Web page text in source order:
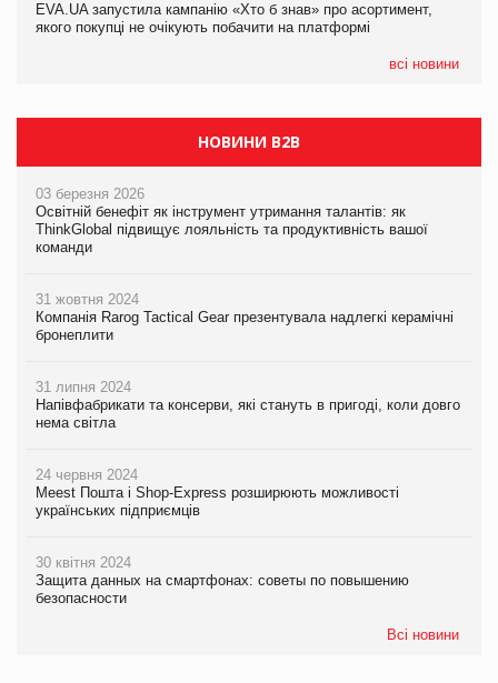
EVA.UA запустила кампанію «Хто б знав» про асортимент,
якого покупці не очікують побачити на платформі
всі новини
EVA.UA запустила кампанію «Хто б знав» про асортимент,
якого покупці не очікують побачити на платформі
НОВИНИ B2B
03 березня 2026
Освітній бенефіт як інструмент утримання талантів: як
ThinkGlobal підвищує лояльність та продуктивність вашої
команди
31 жовтня 2024
Компанія Rarog Tactical Gear презентувала надлегкі керамічні
бронеплити
31 липня 2024
Напівфабрикати та консерви, які стануть в пригоді, коли довго
нема світла
24 червня 2024
Meest Пошта і Shop-Express розширюють можливості
українських підприємців
30 квітня 2024
Защита данных на смартфонах: советы по повышению
безопасности
Всі новини